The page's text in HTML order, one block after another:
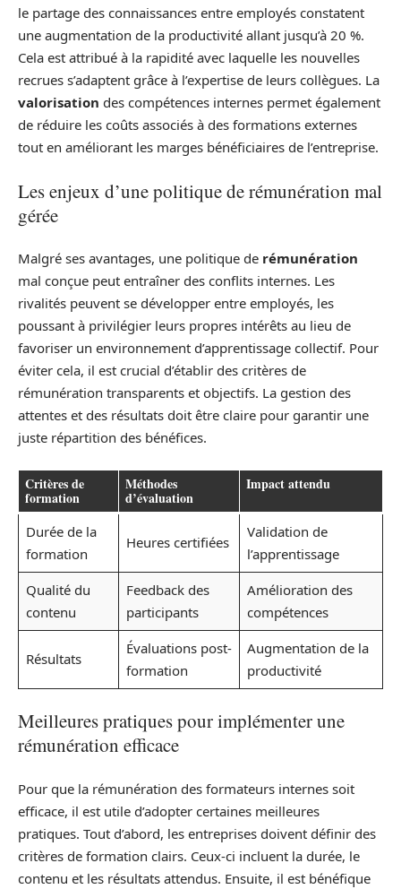
le partage des connaissances entre employés constatent
une augmentation de la productivité allant jusqu’à 20 %.
Cela est attribué à la rapidité avec laquelle les nouvelles
recrues s’adaptent grâce à l’expertise de leurs collègues. La
valorisation des compétences internes permet également
de réduire les coûts associés à des formations externes
tout en améliorant les marges bénéficiaires de l’entreprise.
Les enjeux d’une politique de rémunération mal
gérée
Malgré ses avantages, une politique de rémunération
mal conçue peut entraîner des conflits internes. Les
rivalités peuvent se développer entre employés, les
poussant à privilégier leurs propres intérêts au lieu de
favoriser un environnement d’apprentissage collectif. Pour
éviter cela, il est crucial d’établir des critères de
rémunération transparents et objectifs. La gestion des
attentes et des résultats doit être claire pour garantir une
juste répartition des bénéfices.
Critères de
formation
Méthodes
d’évaluation
Impact attendu
Durée de la
formation
Heures certifiées
Validation de
l’apprentissage
Qualité du
contenu
Feedback des
participants
Amélioration des
compétences
Résultats
Évaluations post-
formation
Augmentation de la
productivité
Meilleures pratiques pour implémenter une
rémunération efficace
Pour que la rémunération des formateurs internes soit
efficace, il est utile d’adopter certaines meilleures
pratiques. Tout d’abord, les entreprises doivent définir des
critères de formation clairs. Ceux-ci incluent la durée, le
contenu et les résultats attendus. Ensuite, il est bénéfique